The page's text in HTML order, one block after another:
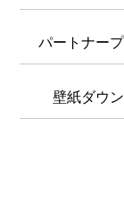
パートナー
壁紙ダウ